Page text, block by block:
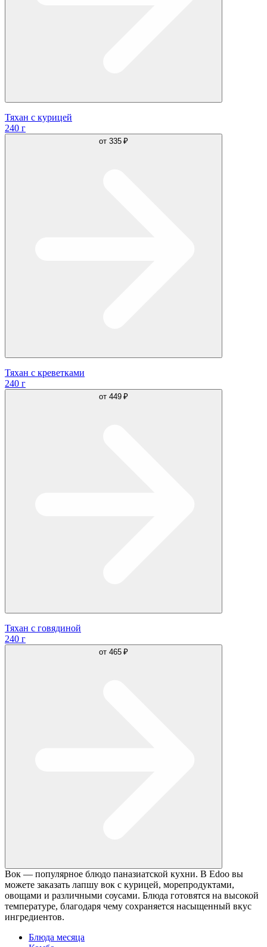
Тяхан с курицей
240 г
от 335 ₽
Тяхан с креветками
240 г
от 449 ₽
Тяхан с говядиной
240 г
от 465 ₽
Вок — популярное блюдо паназиатской кухни. В Edoo вы
можете заказать лапшу вок с курицей, морепродуктами,
овощами и различными соусами. Блюда готовятся на высокой
температуре, благодаря чему сохраняется насыщенный вкус
ингредиентов.
Блюда месяца